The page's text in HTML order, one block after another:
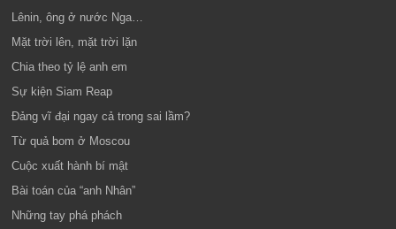
Lênin, ông ở nước Nga…
Mặt trời lên, mặt trời lặn
Chia theo tỷ lệ anh em
Sự kiện Siam Reap
Đảng vĩ đại ngay cả trong sai lầm?
Từ quả bom ở Moscou
Cuộc xuất hành bí mật
Bài toán của “anh Nhân”
Những tay phá phách